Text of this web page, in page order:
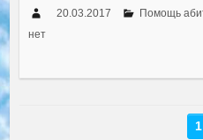
20.03.2017 Помощь
нет
1